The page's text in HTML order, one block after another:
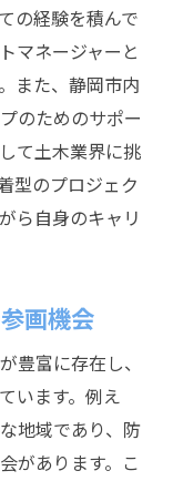
の経験を積んで
マネージャーと
また、静岡市内
のためのサポー
て土木業界に挑
型のプロジェク
ら自身のキャリ
画機会
豊富に存在し、
います。例え
地域であり、防
があります。こ